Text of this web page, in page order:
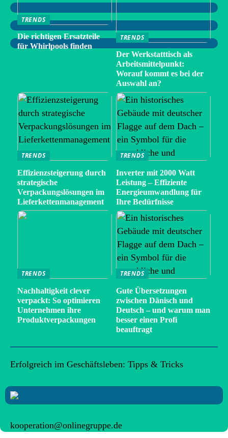
TRENDS
Die richtigen Ersatzteile
für Whirlpools finden
TRENDS
Der Werkstatttisch als
Arbeitsmittelpunkt:
Worauf kommt es bei der
Auswahl an?
TRENDS
Effizienzsteigerung durch
strategische
Verpackungslösungen im
Lieferkettenmanagement
TRENDS
Inverter mit 2000 Watt
Leistung – Effiziente
Energieumwandlung für
Ihre Bedürfnisse
TRENDS
Nachhaltigkeit clever
verpackt: So optimieren
Unternehmen ihre
Produktverpackungen
TRENDS
Gute Übersetzungen
zwischen Dänisch und
Deutsch – und warum man
besser einen Profi
beauftragt
Erfolgreich im Geschäftsleben: Tipps & Tricks
kooperation@onlinegruppe.de